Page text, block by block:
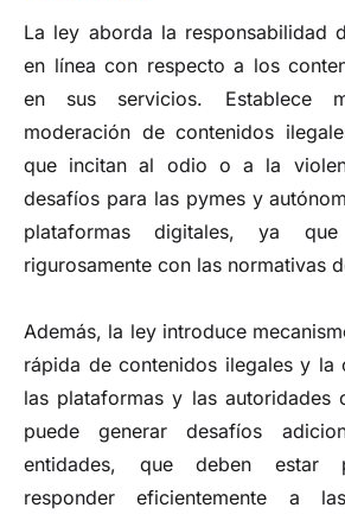
La ley aborda la responsabilidad
en línea con respecto a los
en sus servicios. Establece
moderación de contenidos
que incitan al odio o a la
desafíos para las pymes y
plataformas digitales, ya
rigurosamente con las normativas
Además, la ley introduce
rápida de contenidos ilegales y la
las plataformas y las autoridades
puede generar desafíos
entidades, que deben estar
responder eficientemente a